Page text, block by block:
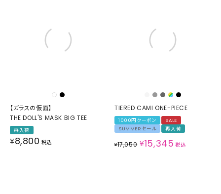
【ガラスの仮面】
THE DOLL'S MASK BIG TEE
再入荷
¥8,800 税込
TIERED CAMI ONE-PIECE
1000円クーポン
SALE
SUMMERセール
再入荷
¥17,050 ¥15,345 税込